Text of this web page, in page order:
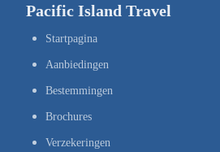
Pacific Island Travel
Startpagina
Aanbiedingen
Bestemmingen
Brochures
Verzekeringen